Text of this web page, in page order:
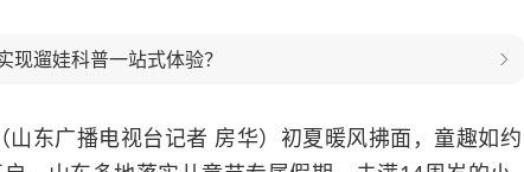
现遛娃科普一站式体验？
山东广播电视台记者 房华）初夏暖风拂面，童趣如约